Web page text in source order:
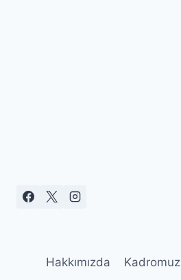
Hakkımızda Kadromuz